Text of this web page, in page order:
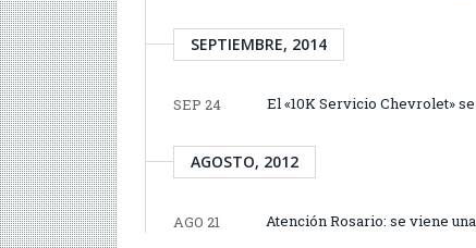
SEPTIEMBRE, 2014
SEP 24 El «10K Servicio Chevrolet»
AGOSTO, 2012
AGO 21 Atención Rosario: se viene